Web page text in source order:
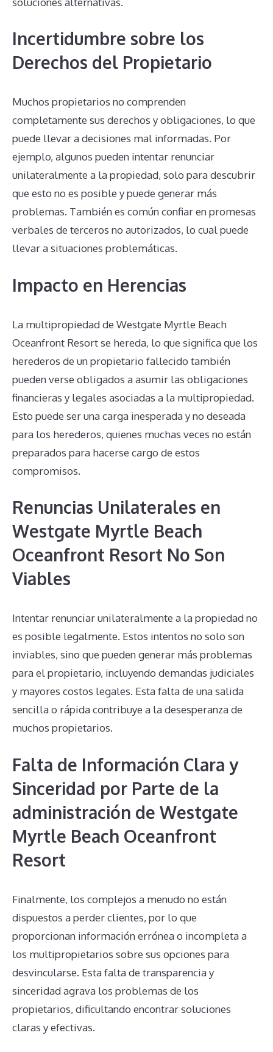
Incertidumbre sobre los
Derechos del Propietario
Muchos propietarios no comprenden
completamente sus derechos y obligaciones, lo que
puede llevar a decisiones mal informadas. Por
ejemplo, algunos pueden intentar renunciar
unilateralmente a la propiedad, solo para descubrir
que esto no es posible y puede generar más
problemas. También es común confiar en promesas
verbales de terceros no autorizados, lo cual puede
llevar a situaciones problemáticas.
Impacto en Herencias
La multipropiedad de Westgate Myrtle Beach
Oceanfront Resort se hereda, lo que significa que los
herederos de un propietario fallecido también
pueden verse obligados a asumir las obligaciones
financieras y legales asociadas a la multipropiedad.
Esto puede ser una carga inesperada y no deseada
para los herederos, quienes muchas veces no están
preparados para hacerse cargo de estos
compromisos.
Renuncias Unilaterales en
Westgate Myrtle Beach
Oceanfront Resort No Son
Viables
Intentar renunciar unilateralmente a la propiedad no
es posible legalmente. Estos intentos no solo son
inviables, sino que pueden generar más problemas
para el propietario, incluyendo demandas judiciales
y mayores costos legales. Esta falta de una salida
sencilla o rápida contribuye a la desesperanza de
muchos propietarios.
Falta de Información Clara y
Sinceridad por Parte de la
administración de Westgate
Myrtle Beach Oceanfront
Resort
Finalmente, los complejos a menudo no están
dispuestos a perder clientes, por lo que
proporcionan información errónea o incompleta a
los multipropietarios sobre sus opciones para
desvincularse. Esta falta de transparencia y
sinceridad agrava los problemas de los
propietarios, dificultando encontrar soluciones
claras y efectivas.